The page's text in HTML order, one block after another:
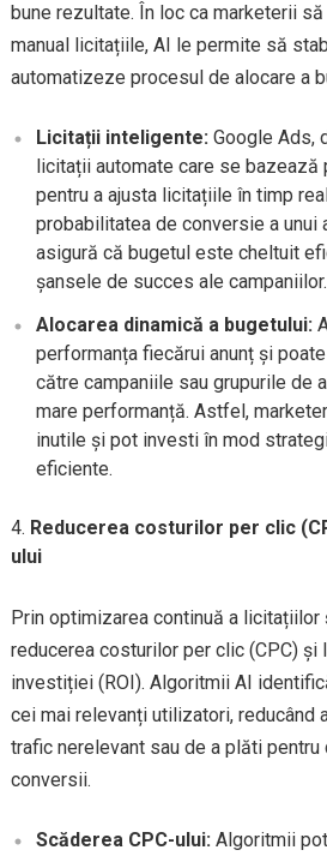
bune rezultate. În loc ca marketerii
manual licitațiile, AI le permite să
automatizeze procesul de alocare a
Licitații inteligente: Google Ads,
licitații automate care se bazează
pentru a ajusta licitațiile în timp
probabilitatea de conversie a unui
asigură că bugetul este cheltuit
șansele de succes ale campaniilor.
Alocarea dinamică a bugetului:
performanța fiecărui anunț și
către campaniile sau grupurile de
mare performanță. Astfel,
inutile și pot investi în mod
eficiente.
Reducerea costurilor per clic
ului
Prin optimizarea continuă a licitațiilor
reducerea costurilor per clic (CPC)
investiției (ROI). Algoritmii AI
cei mai relevanți utilizatori, reducând
trafic nerelevant sau de a plăti pentru
conversii.
Scăderea CPC-ului: Algoritmii